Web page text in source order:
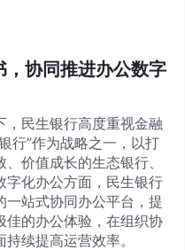
书，协同推进办公数
下，民生银行高度重视金
的银行”作为战略之一，以打
致、价值成长的生态银行
数字化办公方面，民生银
的一站式协同办公平台，
极佳的办公体验，在组织
面持续提高运营效率。